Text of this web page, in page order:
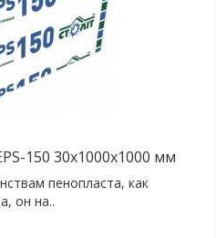
150 30x1000x1000 мм
пенопласта, как
он на..